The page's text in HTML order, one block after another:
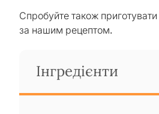
Спробуйте також приготувати
за нашим рецептом.
Інгредієнти